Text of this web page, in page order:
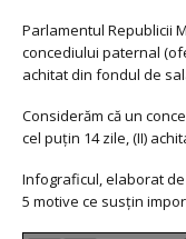
Parlamentul Republicii
concediului paternal
achitat din fondul de
Considerăm că un
cel puţin 14 zile, (II)
Infograficul, elaborat
5 motive ce susţin